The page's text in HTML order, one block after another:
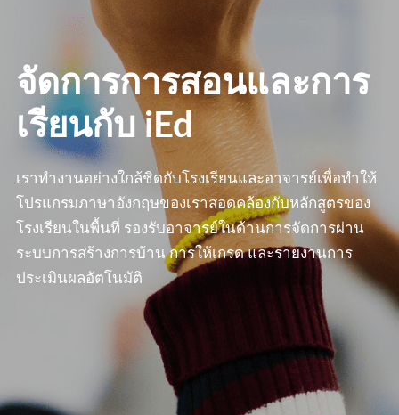
จัดการการสอนและการ
เรียนกับ iEd
เราทำงานอย่างใกล้ชิดกับโรงเรียนและอาจารย์เพื่อทำให้
โปรแกรมภาษาอังกฤษของเราสอดคล้องกับหลักสูตรของ
โรงเรียนในพื้นที่ รองรับอาจารย์ในด้านการจัดการผ่าน
ระบบการสร้างการบ้าน การให้เกรด และรายงานการ
ประเมินผลอัตโนมัติ